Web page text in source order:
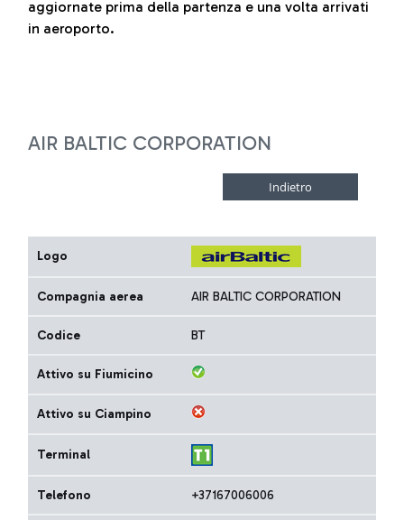
aggiornate prima della partenza e una volta arrivati
in aeroporto.
AIR BALTIC CORPORATION
Logo
Compagnia aerea AIR BALTIC CORPORATION
Codice BT
Attivo su Fiumicino
Attivo su Ciampino
Terminal
Telefono +37167006006